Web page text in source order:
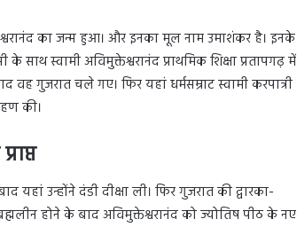
का जन्म हुआ। और इनका मूल नाम उमाशंकर है। इनके
साथ स्वामी अविमुक्तेश्वरानंद प्राथमिक शिक्षा प्रतापगढ़ में
गुजरात चले गए। फिर यहां धर्मसम्राट स्वामी करपात्री
की।
उन्होंने दंडी दीक्षा ली। फिर गुजरात की द्वारका-
होने के बाद अविमुक्तेश्वरानंद को ज्योतिष पीठ के नए